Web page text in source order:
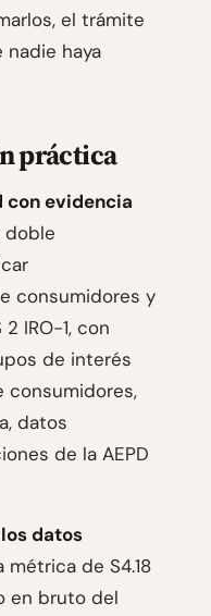
el trámite
haya
práctica
evidencia
doble
consumidores y
IRO-1, con
de interés
consumidores,
datos
de la AEPD
datos
métrica de S4.18
en bruto del